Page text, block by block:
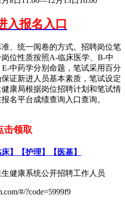
入报名入口
、统一阅卷的方式。招聘岗位笔
位性质按照A-临床医学、B-中
中药学分别命题，笔试采用百分
证新进人员基本素质，笔试设定
康局根据岗位招聘计划和笔试情
名平台成绩查询入口查询。
击领取
】【护理】【医基】
健康系统公开招聘工作人员
#/?code=5999f9